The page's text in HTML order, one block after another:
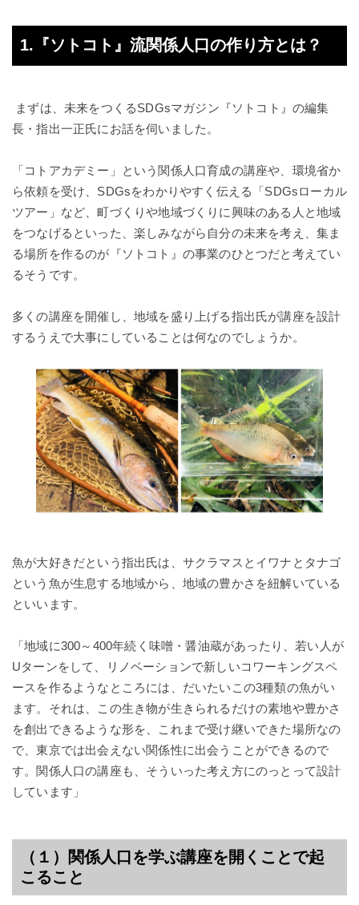
1.『ソトコト』流関係人口の作り方とは？
まずは、未来をつくるSDGsマガジン『ソトコト』の編集
長・指出一正氏にお話を伺いました。
「コトアカデミー」という関係人口育成の講座や、環境省か
ら依頼を受け、SDGsをわかりやすく伝える「SDGsローカル
ツアー」など、町づくりや地域づくりに興味のある人と地域
をつなげるといった、楽しみながら自分の未来を考え、集ま
る場所を作るのが『ソトコト』の事業のひとつだと考えてい
るそうです。
多くの講座を開催し、地域を盛り上げる指出氏が講座を設計
するうえで大事にしていることは何なのでしょうか。
魚が大好きだという指出氏は、サクラマスとイワナとタナゴ
という魚が生息する地域から、地域の豊かさを紐解いている
といいます。
「地域に300～400年続く味噌・醤油蔵があったり、若い人が
Uターンをして、リノベーションで新しいコワーキングスペ
ースを作るようなところには、だいたいこの3種類の魚がい
ます。それは、この生き物が生きられるだけの素地や豊かさ
を創出できるような形を、これまで受け継いできた場所なの
で、東京では出会えない関係性に出会うことができるので
す。関係人口の講座も、そういった考え方にのっとって設計
しています」
（１）関係人口を学ぶ講座を開くことで起
こること